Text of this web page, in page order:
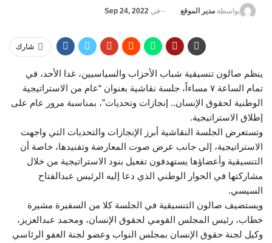
بواسطة مدير الموقع في Sep 24, 2022
شارك
ينظم صالون تنسيقية شباب الأحزاب والسياسيين، غدا الأحد، في
تمام الساعة ٧ مساءاً، جلسة نقاشية بعنوان “عام من الاستراتيجية
الوطنية لحقوق الإنسان.. إنجازات وتحديات”، بمناسبة مرور عام على
إطلاق الاستراتيجية.
وتستعرض الجلسة النقاشية أبرز الإنجازات والتحديات التي واجهت
الاستراتيجية، إلى جانب عرض صوت المعارضة وتفنيدها، خاصة أن
التنسيقية وأعضاؤها يستهدفون تفعيل بنود الاستراتيجية من خلال
مشاركتها في الحوار الوطني الذي دعا إليه الرئيس عبدالفتاح
السيسي.
ويستضيف صالون التنسيقية في الجلسة كلا من السفيرة مشيرة
خطاب، رئيس المجلس القومي لحقوق الإنسان، ومحمد عبدالعزيز،
وكيل لجنة حقوق الإنسان بمجلس النواب وعضو لجنة العفو الرئاسي